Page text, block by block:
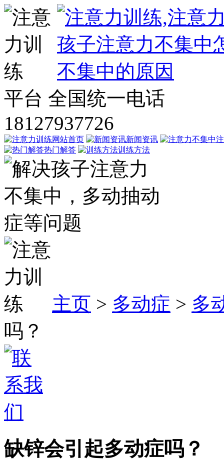
平台 全国统一电话
18127937726
网站首页 新闻资讯
热门解答
训练方法
主页 > 多动症 > 多
吗？
缺锌会引起多动症吗？